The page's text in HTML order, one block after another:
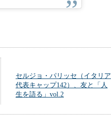
セルジョ・パリッセ（イタリア
代表キャップ142）、友と「人
生を語る」vol.2